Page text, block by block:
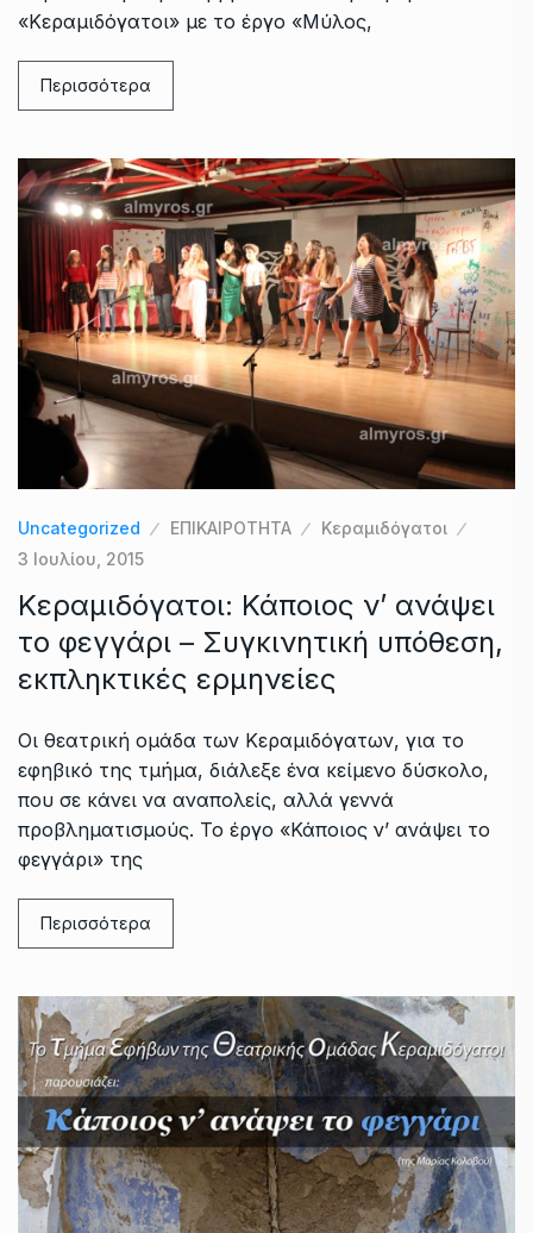
«Κεραμιδόγατοι» με το έργο «Μύλος,
Περισσότερα
Uncategorized ΕΠΙΚΑΙΡΟΤΗΤΑ
Κεραμιδόγατοι
3 Ιουλίου, 2015
Κεραμιδόγατοι: Κάποιος ν’ ανάψει
το φεγγάρι – Συγκινητική υπόθεση,
εκπληκτικές ερμηνείες
Οι θεατρική ομάδα των Κεραμιδόγατων, για το
εφηβικό της τμήμα, διάλεξε ένα κείμενο δύσκολο,
που σε κάνει να αναπολείς, αλλά γεννά
προβληματισμούς. Το έργο «Κάποιος ν’ ανάψει το
φεγγάρι» της
Περισσότερα